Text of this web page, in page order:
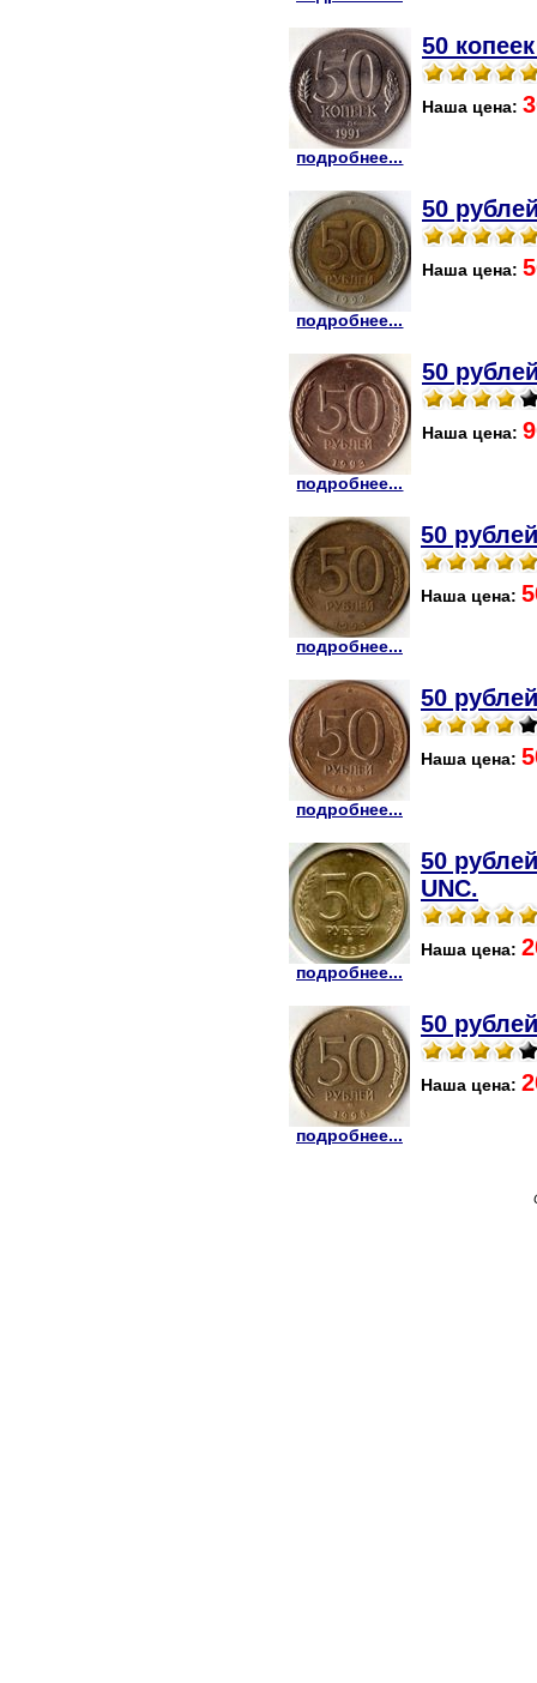
подробнее...
50
Наша цена:
подробнее...
50
Наша цена:
подробнее...
50
Наша цена:
подробнее...
50
Наша цена:
подробнее...
50
Наша цена:
подробнее...
50
UNC.
Наша цена:
подробнее...
50
Наша цена: